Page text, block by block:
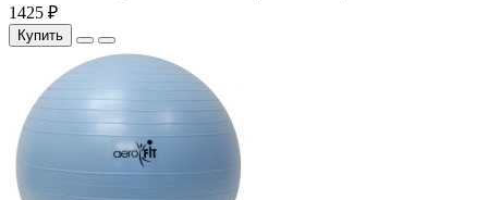
1425 ₽
Купить